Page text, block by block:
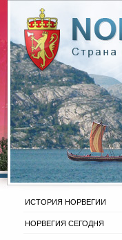
ИСТОРИЯ НОРВЕГИИ
НОРВЕГИЯ СЕГОДНЯ